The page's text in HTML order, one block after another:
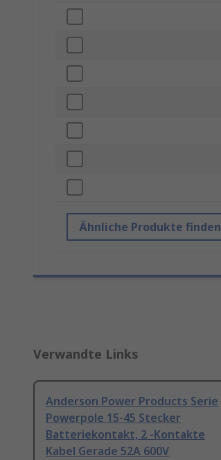
Ähnliche Produkte finden
Verwandte Links
Anderson Power Products Serie
Powerpole 15-45 Stecker
Batteriekontakt, 2 -Kontakte
Kabel Gerade 52A 600V